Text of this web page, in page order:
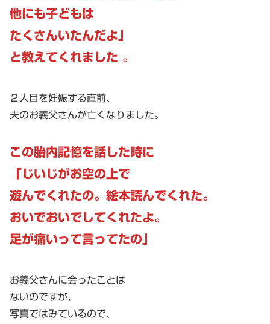
他にも子どもは
たくさんいたんだよ」
と教えてくれました 。
２人目を妊娠する直前、
夫のお義父さんが亡くなりました。
この胎内記憶を話した時に
「じいじがお空の上で
遊んでくれたの。絵本読んでくれた。
おいでおいでしてくれたよ。
足が痛いって言ってたの」
お義父さんに会ったことは
ないのですが、
写真ではみているので、